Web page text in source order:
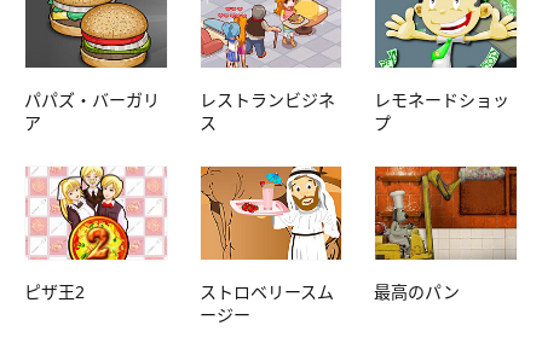
パパズ・バーガリ
ア
レストランビジネ
ス
レモネードショッ
プ
ピザ王2
ストロベリースム
ージー
最高のパン